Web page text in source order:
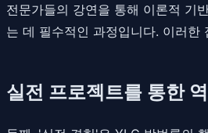
전문가들의 강연을 통해 이론적 기
는 데 필수적인 과정입니다. 이러한
실전 프로젝트를 통한